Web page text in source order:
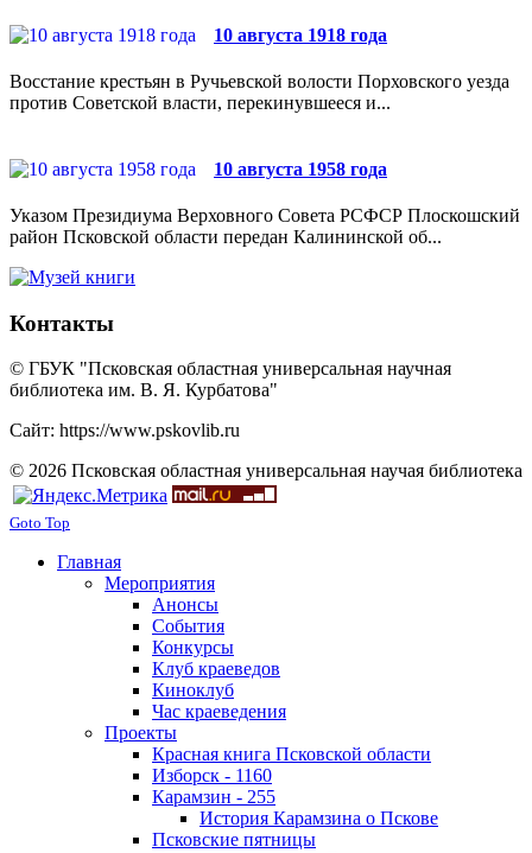
10 августа 1918 года
Восстание крестьян в Ручьевской волости Порховского уезда
против Советской власти, перекинувшееся и...
10 августа 1958 года
Указом Президиума Верховного Совета РСФСР Плоскошский
район Псковской области передан Калининской об...
Контакты
© ГБУК "Псковская областная универсальная научная
библиотека им. В. Я. Курбатова"
Сайт: https://www.pskovlib.ru
© 2026 Псковская областная универсальная научая библиотека
Goto Top
Главная
Мероприятия
Анонсы
События
Конкурсы
Клуб краеведов
Киноклуб
Час краеведения
Проекты
Красная книга Псковской области
Изборск - 1160
Карамзин - 255
История Карамзина о Пскове
Псковские пятницы